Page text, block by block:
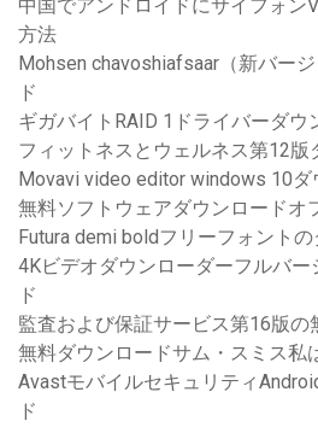
中国でアンドロイドにサイフォン
方法
Mohsen chavoshiafsaar（新バー
ド
ギガバイトRAID 1ドライバーダウ
フィットネスとウェルネス第12版
Movavi video editor windows 10ダ
無料ソフトウェアダウンロードオ
Futura demi boldフリーフォント
4Kビデオダウンローダーフルバ
ド
監査および保証サービス第16版の
無料ダウンロードサム・スミス私
Avastモバイルセキュリティ
ド